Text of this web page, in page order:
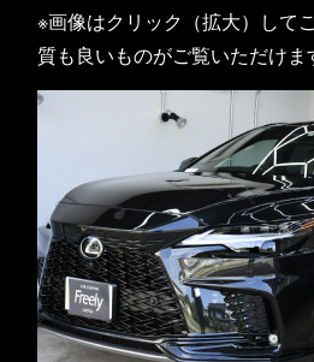
※画像はクリック（拡大）して
質も良いものがご覧いただけま